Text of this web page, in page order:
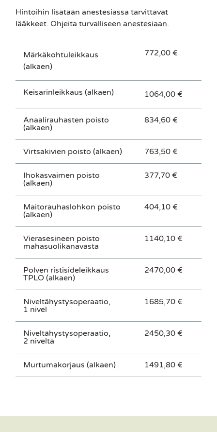
Hintoihin lisätään anestesiassa tarvittavat
lääkkeet. Ohjeita turvalliseen anestesiaan.
Märkäkohtuleikkaus
(alkaen)
772,00 €
Keisarinleikkaus (alkaen) 1064,00 €
Anaalirauhasten poisto
(alkaen)
834,60 €
Virtsakivien poisto (alkaen) 763,50 €
Ihokasvaimen poisto
(alkaen)
377,70 €
Maitorauhaslohkon poisto
(alkaen)
404,10 €
Vierasesineen poisto
mahasuolikanavasta
1140,10 €
Polven ristisideleikkaus
TPLO (alkaen)
2470,00 €
Niveltähystysoperaatio,
1 nivel
1685,70 €
Niveltähystysoperaatio,
2 niveltä
2450,30 €
Murtumakorjaus (alkaen) 1491,80 €